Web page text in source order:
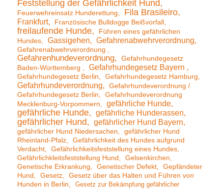
Feststellung der Gefährlichkeit Hund
Feuerwehreinsatz Hunderettung Fila Brasileiro
Frankfurt Französische Bulldogge Beißvorfall
freilaufende Hunde
Führen eines gefährlichen
Hundes
Gassigehen Gefahrenabwehrverordnung
Gefahrenabwehrverordnung
Gefahrenhundeverordnung
Gefahrhundegesetz
Baden-Württemberg
Gefahrhundegesetz Bayern
Gefahrhundegesetz Berlin Gefahrhundegesetz Hamburg
Gefahrhundeverordnung
Gefahrhundeverordnung /
Gefahrhundegesetz Berlin
Gefahrhundeverordnung
Mecklenburg-Vorpommern
gefährliche Hunde
gefährliche Hunde gefährliche Hunderassen
gefährlicher Hund gefährlicher Hund Bayern
gefährlicher Hund Niedersachen
gefährlicher Hund
Rheinland-Pfalz
Gefährlichkeit des Hundes aufgrund
Verdacht
Gefährlichkeitsfeststellung eines Hundes
Gefährlichkleitsfeststellung Hund
Gelsenkirchen
Genetische Erkrankung
Genetischer Defekt
Gepfändeter
Hund
Gesetz
Gesetz über das Halten und Führen von
Hunden in Berlin
Gesetz zur Bekämpfung gefährlicher